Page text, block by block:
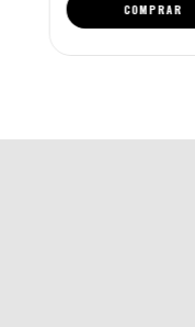
COMPRAR